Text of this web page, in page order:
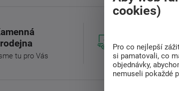
tu pro Vás
Při nákupu nad
Kč
cookies)
Pro co nejlepší
si pamatovali, co
objednávky,
nemuseli pokaždé